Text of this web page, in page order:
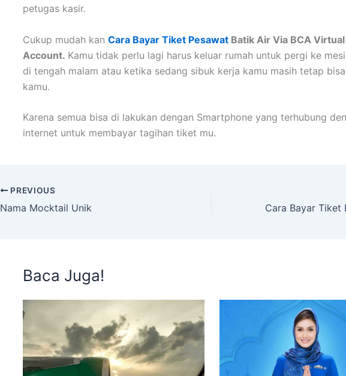
petugas kasir.
Cukup mudah kan Cara Bayar Tiket Pesawat Batik Air Via BCA Virtual
Account. Kamu tidak perlu lagi harus keluar rumah untuk pergi ke
di tengah malam atau ketika sedang sibuk kerja kamu masih tetap
kamu.
Karena semua bisa di lakukan dengan Smartphone yang terhubung
internet untuk membayar tagihan tiket mu.
PREVIOUS
Nama Mocktail Unik
Baca Juga!